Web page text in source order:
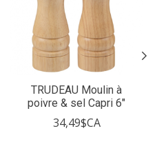
TRUDEAU Moulin à
poivre & sel Capri 6"
34,49$CA